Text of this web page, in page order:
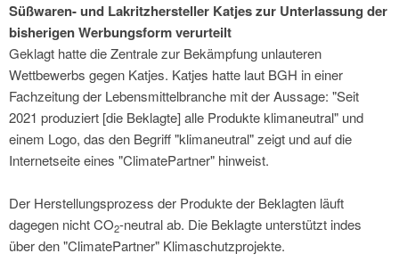
Süßwaren- und Lakritzhersteller Katjes zur Unterlassung der
bisherigen Werbungsform verurteilt
Geklagt hatte die Zentrale zur Bekämpfung unlauteren
Wettbewerbs gegen Katjes. Katjes hatte laut BGH in einer
Fachzeitung der Lebensmittelbranche mit der Aussage: "Seit
2021 produziert [die Beklagte] alle Produkte klimaneutral" und
einem Logo, das den Begriff "klimaneutral" zeigt und auf die
Internetseite eines "ClimatePartner" hinweist.
Der Herstellungsprozess der Produkte der Beklagten läuft
dagegen nicht CO2-neutral ab. Die Beklagte unterstützt indes
über den "ClimatePartner" Klimaschutzprojekte.